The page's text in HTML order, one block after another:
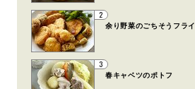
2
余り野菜のごちそうフライ
3
春キャベツのポトフ